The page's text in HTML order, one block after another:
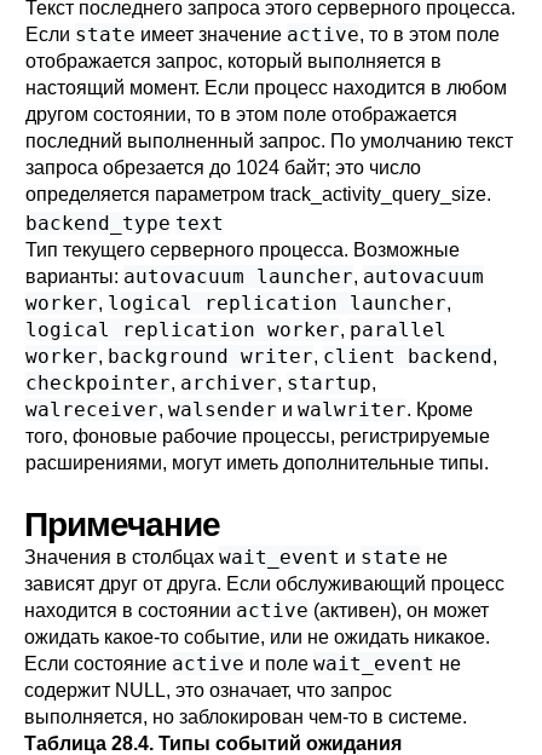
Текст последнего запроса этого серверного процесса.
Если state имеет значение active, то в этом поле
отображается запрос, который выполняется в
настоящий момент. Если процесс находится в любом
другом состоянии, то в этом поле отображается
последний выполненный запрос. По умолчанию текст
запроса обрезается до 1024 байт; это число
определяется параметром track_activity_query_size.
backend_type text
Тип текущего серверного процесса. Возможные
варианты: autovacuum launcher, autovacuum
worker, logical replication launcher,
logical replication worker, parallel
worker, background writer, client backend,
checkpointer, archiver, startup,
walreceiver, walsender и walwriter. Кроме
того, фоновые рабочие процессы, регистрируемые
расширениями, могут иметь дополнительные типы.
Примечание
Значения в столбцах wait_event и state не
зависят друг от друга. Если обслуживающий процесс
находится в состоянии active (активен), он может
ожидать какое-то событие, или не ожидать никакое.
Если состояние active и поле wait_event не
содержит NULL, это означает, что запрос
выполняется, но заблокирован чем-то в системе.
Таблица 28.4. Типы событий ожидания